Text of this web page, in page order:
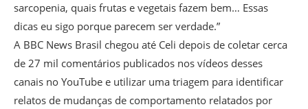
sarcopenia, quais frutas e vegetais fazem bem… Essas
dicas eu sigo porque parecem ser verdade.”
A BBC News Brasil chegou até Celi depois de coletar cerca
de 27 mil comentários publicados nos vídeos desses
canais no YouTube e utilizar uma triagem para identificar
relatos de mudanças de comportamento relatados por